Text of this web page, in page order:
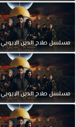
مسلسل صلاحالدينالايوبي
مسلسل صلاحالدينالايوبي